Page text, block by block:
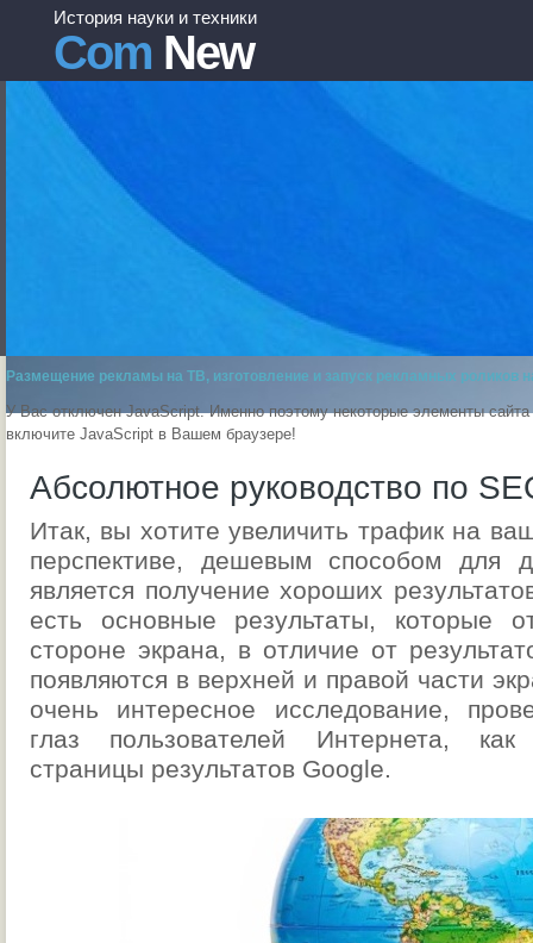
История науки и техники
Com New
Размещение рекламы на ТВ, изготовление и запуск рекламных роликов
У Вас отключен JavaScript. Именно поэтому некоторые элементы
включите JavaScript в Вашем браузере!
Абсолютное руководство по
Итак, вы хотите увеличить трафик на
перспективе, дешевым способом для
является получение хороших
есть основные результаты, которые
стороне экрана, в отличие от
появляются в верхней и правой части
очень интересное исследование,
глаз пользователей Интернета,
страницы результатов Google.